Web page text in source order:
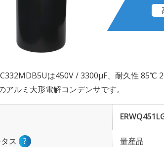
は450V / 3300µF、耐久性 85℃
アルミ大形電解コンデンサです。
ス ? 量産品